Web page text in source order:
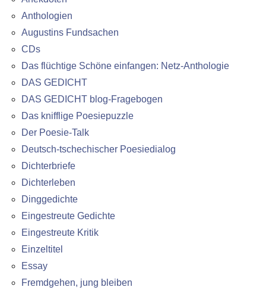
Anthologien
Augustins Fundsachen
CDs
Das flüchtige Schöne einfangen: Netz-Anthologie
DAS GEDICHT
DAS GEDICHT blog-Fragebogen
Das knifflige Poesiepuzzle
Der Poesie-Talk
Deutsch-tschechischer Poesiedialog
Dichterbriefe
Dichterleben
Dinggedichte
Eingestreute Gedichte
Eingestreute Kritik
Einzeltitel
Essay
Fremdgehen, jung bleiben